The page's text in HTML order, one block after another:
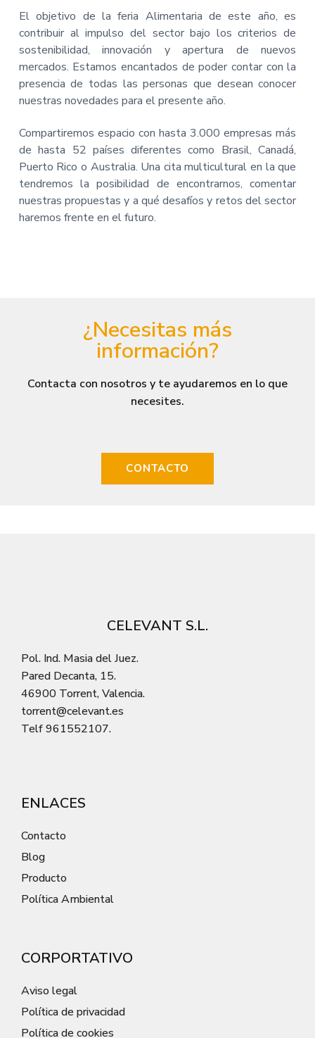
El objetivo de la feria Alimentaria de este año, es
contribuir al impulso del sector bajo los criterios de
sostenibilidad, innovación y apertura de nuevos
mercados. Estamos encantados de poder contar con la
presencia de todas las personas que desean conocer
nuestras novedades para el presente año.
Compartiremos espacio con hasta 3.000 empresas más
de hasta 52 países diferentes como Brasil, Canadá,
Puerto Rico o Australia. Una cita multicultural en la que
tendremos la posibilidad de encontrarnos, comentar
nuestras propuestas y a qué desafíos y retos del sector
haremos frente en el futuro.
¿Necesitas más
información?
Contacta con nosotros y te ayudaremos en lo que
necesites.
CONTACTO
CELEVANT S.L.
Pol. Ind. Masia del Juez.
Pared Decanta, 15.
46900 Torrent, Valencia.
torrent@celevant.es
Telf 961552107.
ENLACES
Contacto
Blog
Producto
Política Ambiental
CORPORTATIVO
Aviso legal
Política de privacidad
Política de cookies